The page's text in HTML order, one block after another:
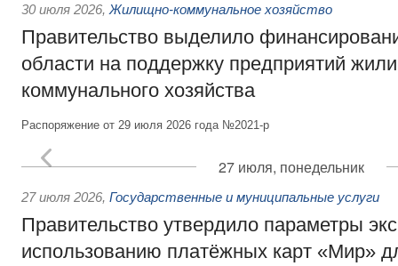
30 июля 2026, Жилищно-коммунальное хозяйство
Правительство выделило
области на поддержку предприятий
коммунального хозяйства
Распоряжение от 29 июля 2026 года №2021-р
27 июля, понедельник
27 июля 2026, Государственные и муниципальные услуги
Правительство утвердило параметры
использованию платёжных карт «Мир»